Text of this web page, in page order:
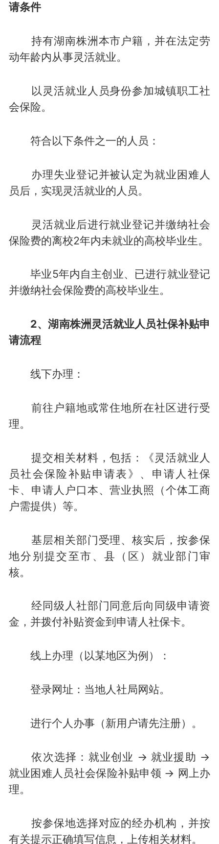
请条件
持有湖南株洲本市户籍，并在法定劳
动年龄内从事灵活就业。
以灵活就业人员身份参加城镇职工社
会保险。
符合以下条件之一的人员：
办理失业登记并被认定为就业困难人
员后，实现灵活就业的人员。
灵活就业后进行就业登记并缴纳社会
保险费的离校2年内未就业的高校毕业生。
毕业5年内自主创业、已进行就业登记
并缴纳社会保险费的高校毕业生。
2、湖南株洲灵活就业人员社保补贴申
请流程
线下办理：
前往户籍地或常住地所在社区进行受
理。
提交相关材料，包括：《灵活就业人
员社会保险补贴申请表》、申请人社保
卡、申请人户口本、营业执照（个体工商
户需提供）等。
基层相关部门受理、核实后，按参保
地分别提交至市、县（区）就业部门审
核。
经同级人社部门同意后向同级申请资
金，并拨付补贴资金到申请人社保卡。
线上办理（以某地区为例）：
登录网址：当地人社局网站。
进行个人办事（新用户请先注册）。
依次选择：就业创业 → 就业援助 →
就业困难人员社会保险补贴申领 → 网上办
理。
按参保地选择对应的经办机构，并按
有关提示正确填写信息，上传相关材料。